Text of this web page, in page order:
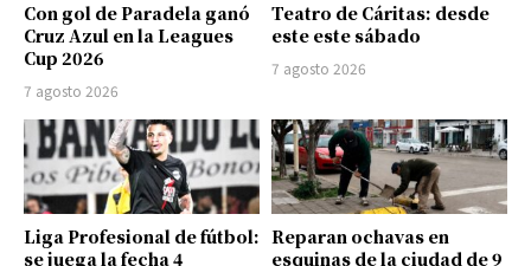
Con gol de Paradela ganó
Cruz Azul en la Leagues
Cup 2026
7 agosto 2026
Teatro de Cáritas: desde
este este sábado
7 agosto 2026
Liga Profesional de fútbol:
se juega la fecha 4
Reparan ochavas en
esquinas de la ciudad de 9